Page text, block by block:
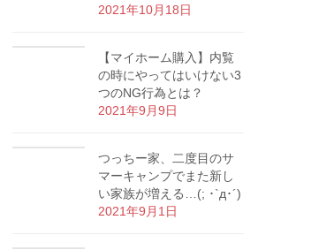
2021年10月18日
【マイホーム購入】内覧
の時にやってはいけない3
つのNG行為とは？
2021年9月9日
つっちー家、二度目のサ
マーキャンプでまた新し
い家族が増える…(; ･`д･´)
2021年9月1日